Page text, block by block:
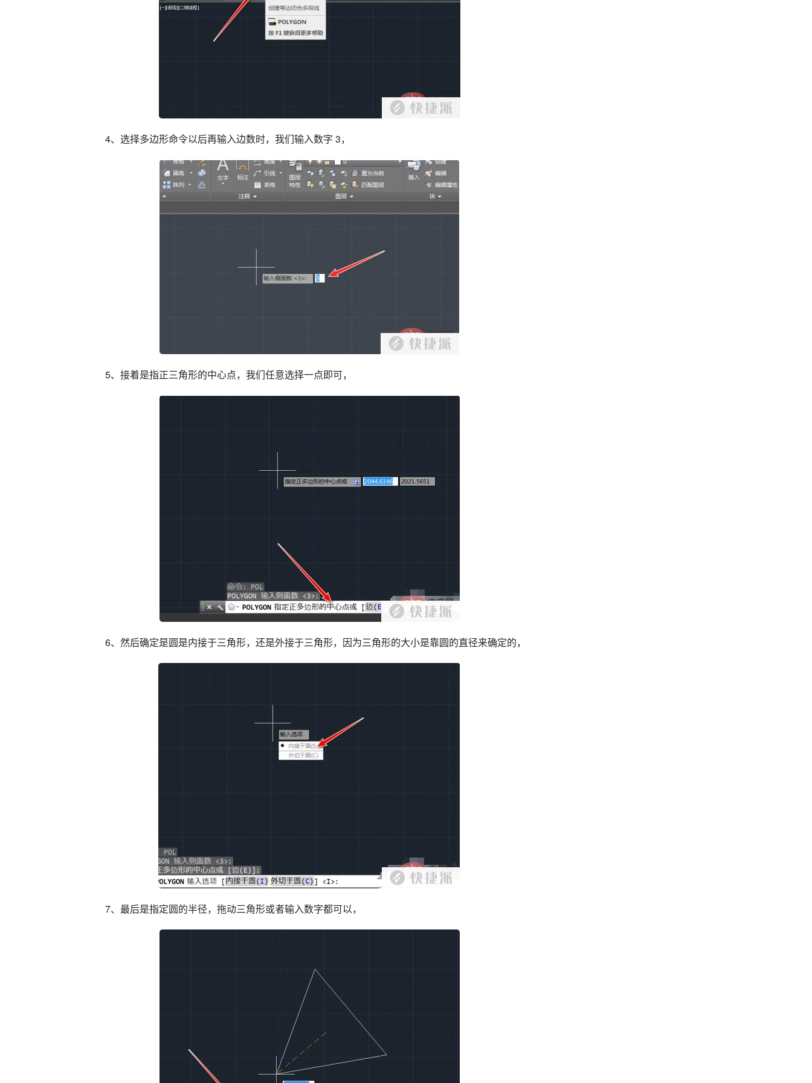
4、选择多边形命令以后再输入边数时，我们输入数字 3，
5、接着是指正三角形的中心点，我们任意选择一点即可，
6、然后确定是圆是内接于三角形，还是外接于三角形，因为三角形的大小是靠圆的直径来确定的，
7、最后是指定圆的半径，拖动三角形或者输入数字都可以，